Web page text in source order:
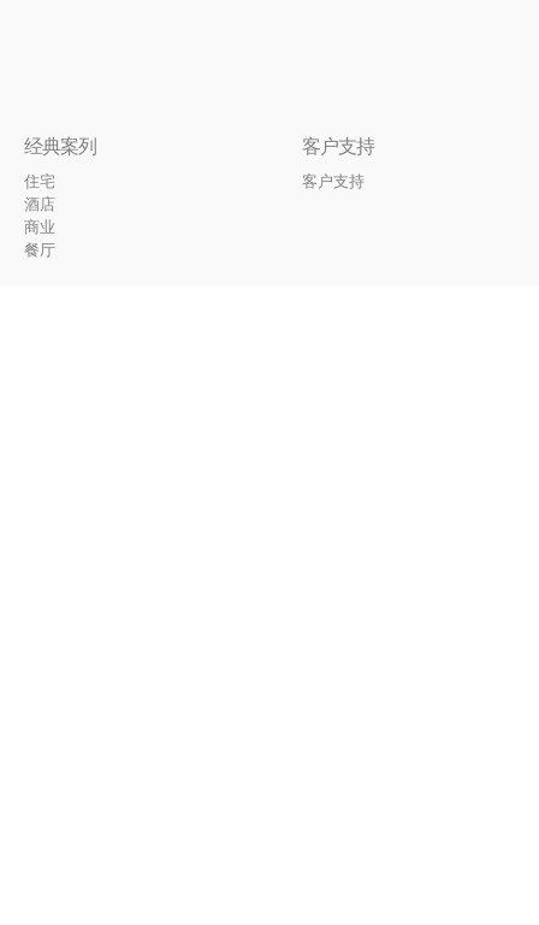
经典案列
住宅
酒店
商业
餐厅
客户支持
客户支持